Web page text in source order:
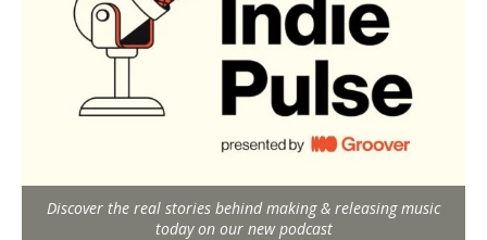
Discover the real stories behind making & releasing music
today on our new podcast